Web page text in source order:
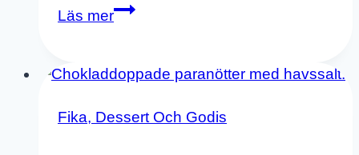
Läs merInkokta
Ingefära
Bra
Fika, Dessert Och Godis